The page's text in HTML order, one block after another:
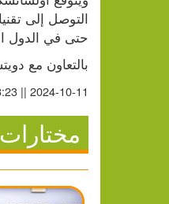
حتى في الدول
بالتعاون مع
2024-10-11 || 23:23
مختارات